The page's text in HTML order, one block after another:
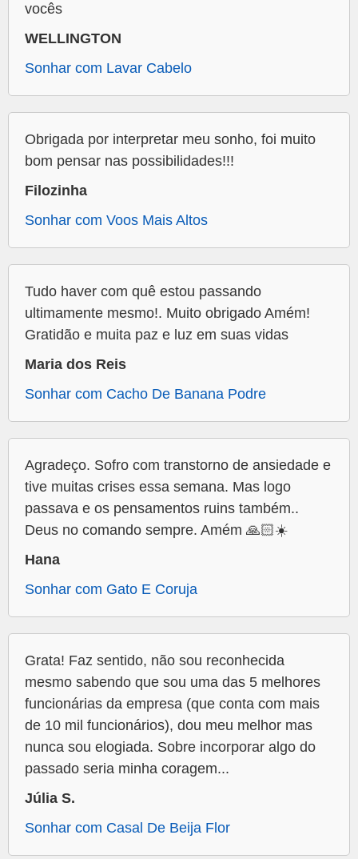
vocês
WELLINGTON
Sonhar com Lavar Cabelo
Obrigada por interpretar meu sonho, foi muito
bom pensar nas possibilidades!!!
Filozinha
Sonhar com Voos Mais Altos
Tudo haver com quê estou passando
ultimamente mesmo!. Muito obrigado Amém!
Gratidão e muita paz e luz em suas vidas
Maria dos Reis
Sonhar com Cacho De Banana Podre
Agradeço. Sofro com transtorno de ansiedade e
tive muitas crises essa semana. Mas logo
passava e os pensamentos ruins também..
Deus no comando sempre. Amém 🙏🏻☀️
Hana
Sonhar com Gato E Coruja
Grata! Faz sentido, não sou reconhecida
mesmo sabendo que sou uma das 5 melhores
funcionárias da empresa (que conta com mais
de 10 mil funcionários), dou meu melhor mas
nunca sou elogiada. Sobre incorporar algo do
passado seria minha coragem...
Júlia S.
Sonhar com Casal De Beija Flor